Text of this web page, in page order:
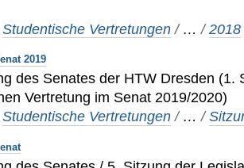
Studentische Vertretungen / …/2018
2019
des Senates der HTW Dresden (1.
Vertretung im Senat 2019/2020)
Studentische Vertretungen / …/